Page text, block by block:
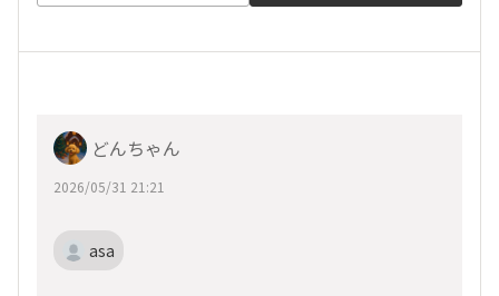
どんちゃん
2026/05/31 21:21
asa